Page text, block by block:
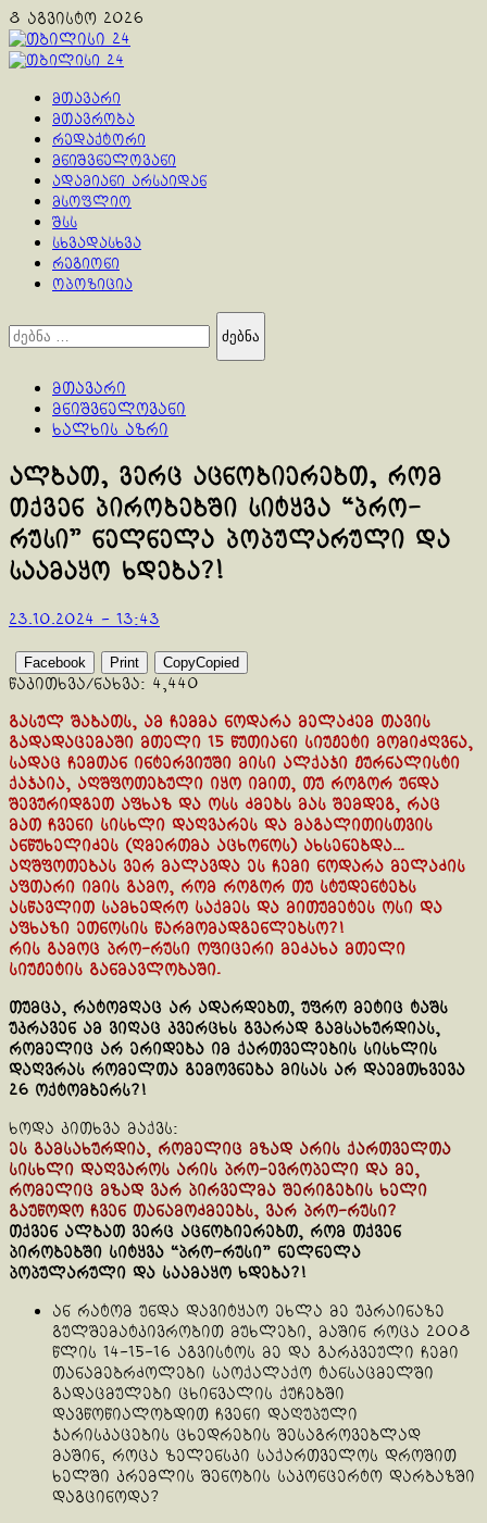
Skip
to
content
8 აგვისტო 2026
Primary
მთავარი
მთავრობა
რედაქტორი
მნიშვნელოვანი
ადამიანი არსაიდან
მსოფლიო
შსს
სხვადასხვა
რეგიონი
ოპოზიცია
ძებნა:
მთავარი
მნიშვნელოვანი
ხალხის აზრი
ალბათ, ვერც აცნობიერებთ, რომ
თქვენ პირობებში სიტყვა “პრო-
რუსი” ნელნელა პოპულარული და
საამაყო ხდება?!
23.10.2024 - 13:43
Facebook Print CopyCopied
წაკითხვა/ნახვა: 4,440
გასულ შაბათს, ამ ჩემმა ნოდარა მელაძემ თავის
გადადაცემაში მთელი 15 წუთიანი სიუჟეტი მომიძღვნა,
სადაც ჩემთან ინტერვიუში მისი ალქაჯი ჟურნალისტი
ქაჯაია, აღშფოთებული იყო იმით, თუ როგორ უნდა
შევურიდგეთ აფხაზ და ოსს ძმებს მას შემდეგ, რაც
მათ ჩვენი სისხლი დაღვარეს და მაგალითისთვის
ანწუხელიძეს (ღმერთმა აცხონოს) ახსენებდა…
აღშფოთებას ვერ მალავდა ეს ჩემი ნოდარა მელაძის
აფთარი იმის გამო, რომ როგორ თუ სტუდენტებს
ასწავლით სამხედრო საქმეს და მითუმეტეს ოსი და
აფხაზი ეთნოსის წარმომადგენლებსო?!
რის გამოც პრო-რუსი ოფიცერი მეძახა მთელი
სიუჟეტის განმავლობაში.
თუმცა, რატომღაც არ ადარდებთ, უფრო მეტიც ტაშს
უკრავენ ამ ვიღაც კვერცხს გვარად გამსახურდიას,
რომელიც არ ერიდება იმ ქართველების სისხლის
დაღვრას რომელთა გემოვნება მისას არ დაემთხვევა
26 ოქტომბერს?!
ხოდა კითხვა მაქვს:
ეს გამსახურდია, რომელიც მზად არის ქართველთა
სისხლი დაღვაროს არის პრო-ევროპელი და მე,
რომელიც მზად ვარ პირველმა შერიგების ხელი
გაუწოდო ჩვენ თანამოძმეებს, ვარ პრო-რუსი?
თქვენ ალბათ ვერც აცნობიერებთ, რომ თქვენ
პირობებში სიტყვა “პრო-რუსი” ნელნელა
პოპულარული და საამაყო ხდება?!
ან რატომ უნდა დავიტყაო ეხლა მე უკრაინაზე
გულშემატკივრობით მუხლები, მაშინ როცა 2008
წლის 14-15-16 აგვისტოს მე და გარკვეული ჩემი
თანამებრძოლები საოქალაქო ტანსაცმელში
გადაცმულები ცხინვალის ქუჩებში
დავწოწიალობდით ჩვენი დაღუპული
ჯარისკაცების ცხედრების შესაგროვებლად
მაშინ, როცა ზელენსკი საქართველოს დროშით
ხელში კრემლის შენობის საკონცერტო დარბაზში
დაგცინოდა?